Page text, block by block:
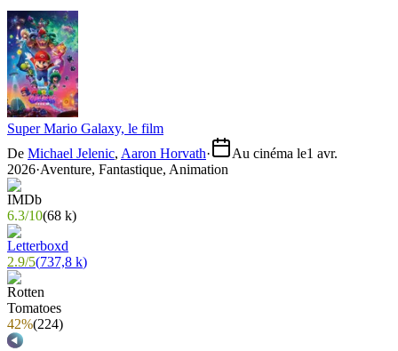
Super Mario Galaxy, le film
De Michael Jelenic, Aaron Horvath· Au cinéma le1 avr.
2026·Aventure, Fantastique, Animation
6.3/10(68 k)
2.9/5(737,8 k)
42%(224)